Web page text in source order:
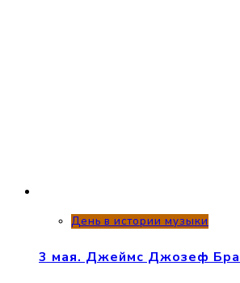
День в истории музыки
3 мая. Джеймс Джозеф